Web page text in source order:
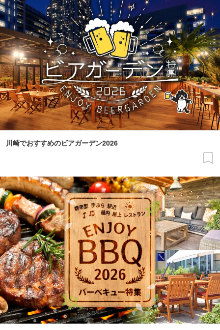
川崎でおすすめのビアガーデン2026